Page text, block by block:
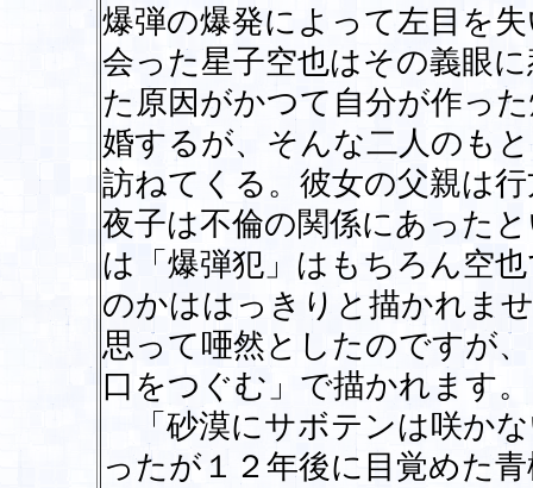
爆弾の爆発によって左目を
会った星子空也はその義眼
た原因がかつて自分が作っ
婚するが、そんな二人のも
訪ねてくる。彼女の父親は
夜子は不倫の関係にあった
は「爆弾犯」はもちろん空
のかははっきりと描かれま
思って唖然としたのですが
口をつぐむ」で描かれます。
「砂漠にサボテンは咲か
ったが１２年後に目覚めた